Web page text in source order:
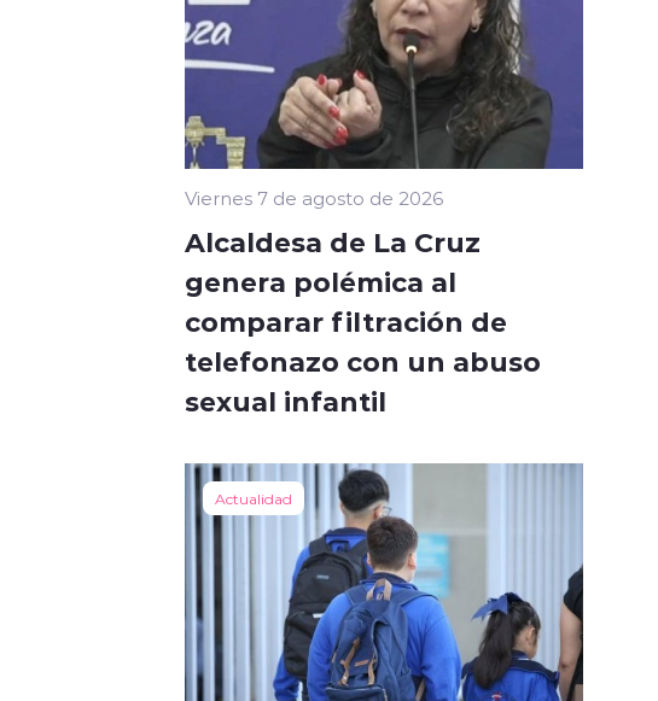
Viernes 7 de agosto de 2026
Alcaldesa de La Cruz
genera polémica al
comparar filtración de
telefonazo con un abuso
sexual infantil
Actualidad